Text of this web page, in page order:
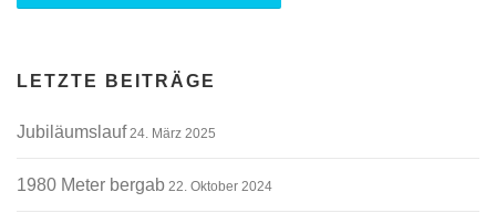
LETZTE BEITRÄGE
Jubiläumslauf 24. März 2025
1980 Meter bergab 22. Oktober 2024